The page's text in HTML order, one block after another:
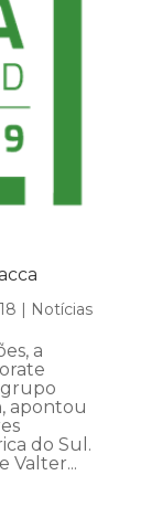
| Notícias
a
grupo
apontou
do Sul.
Valter...